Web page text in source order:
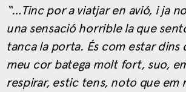
“…Tinc por a viatjar en avió, i ja
una sensació horrible la que
tanca la porta. És com estar dins
meu cor batega molt fort, suo,
respirar, estic tens, noto que em